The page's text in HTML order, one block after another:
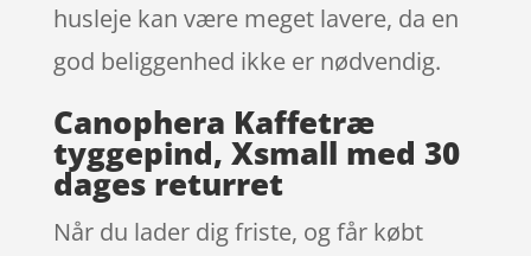
husleje kan være meget lavere, da en
god beliggenhed ikke er nødvendig.
Canophera Kaffetræ
tyggepind, Xsmall med 30
dages returret
Når du lader dig friste, og får købt